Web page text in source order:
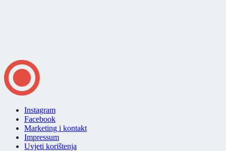
Instagram
Facebook
Marketing i kontakt
Impressum
Uvjeti korištenja